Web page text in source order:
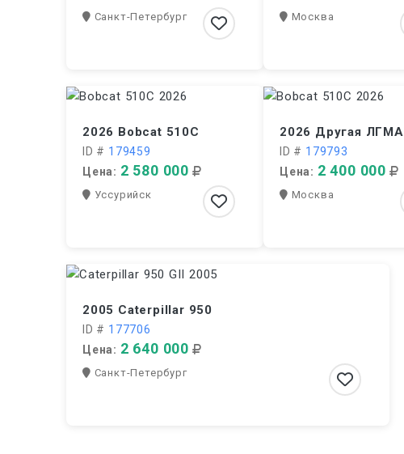
Санкт-Петербург Москва
2026 Bobcat 510C
ID # 179459
Цена: 2 580 000
Уссурийск
2026 Другая ЛГМА
ID # 179793
Цена: 2 400 000
Москва
2005 Caterpillar 950
ID # 177706
Цена: 2 640 000
Санкт-Петербург